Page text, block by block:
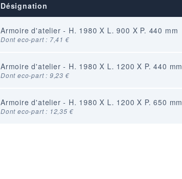
Désignation
Armoire d'atelier - H. 1980 X L. 900 X P. 440 mm
Dont eco-part : 7,41 €
Armoire d'atelier - H. 1980 X L. 1200 X P. 440 mm
Dont eco-part : 9,23 €
Armoire d'atelier - H. 1980 X L. 1200 X P. 650 mm
Dont eco-part : 12,35 €